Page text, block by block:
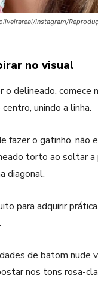
Instagram/
no visual
o delineado,
unindo a linha.
fazer o gatinho, não
torto ao soltar
diagonal.
para adquirir
de batom nude
nos tons rosa-